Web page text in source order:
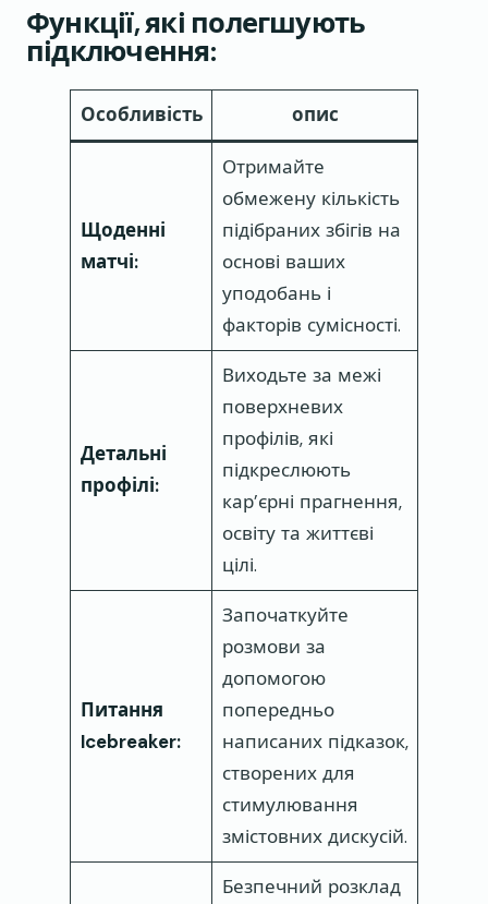
Функції, які полегшують
підключення:
Особливість опис
Щоденні
матчі:
Отримайте
обмежену кількість
підібраних збігів на
основі ваших
уподобань і
факторів сумісності.
Детальні
профілі:
Виходьте за межі
поверхневих
профілів, які
підкреслюють
кар’єрні прагнення,
освіту та життєві
цілі.
Питання
Icebreaker:
Започаткуйте
розмови за
допомогою
попередньо
написаних підказок,
створених для
стимулювання
змістовних дискусій.
Безпечний розклад